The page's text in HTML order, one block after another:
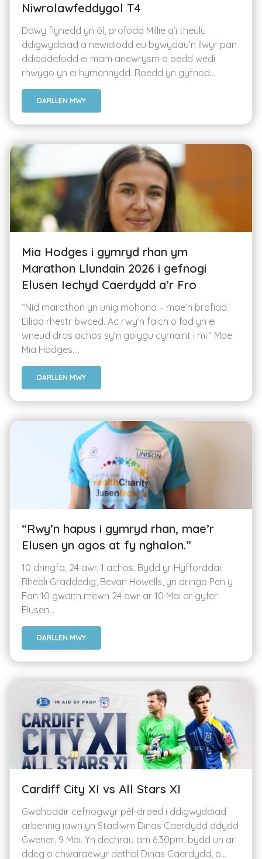
Niwrolawfeddygol T4
Ddwy flynedd yn ôl, profodd Millie a’i theulu
ddigwyddiad a newidiodd eu bywydau’n llwyr pan
ddioddefodd ei mam anewrysm a oedd wedi
rhwygo yn ei hymennydd. Roedd yn gyfnod...
DARLLEN MWY
Mia Hodges i gymryd rhan ym
Marathon Llundain 2026 i gefnogi
Elusen Iechyd Caerdydd a’r Fro
“Nid marathon yn unig mohono – mae’n brofiad.
Eiliad rhestr bwced. Ac rwy’n falch o fod yn ei
wneud dros achos sy’n golygu cymaint i mi.” Mae
Mia Hodges,...
DARLLEN MWY
“Rwy’n hapus i gymryd rhan, mae’r
Elusen yn agos at fy nghalon.”
10 dringfa. 24 awr. 1 achos. Bydd yr Hyfforddai
Rheoli Graddedig, Bevan Howells, yn dringo Pen y
Fan 10 gwaith mewn 24 awr ar 10 Mai ar gyfer
Elusen...
DARLLEN MWY
Cardiff City XI vs All Stars XI
Gwahoddir cefnogwyr pêl-droed i ddigwyddiad
arbennig iawn yn Stadiwm Dinas Caerdydd ddydd
Gwener, 9 Mai. Yn dechrau am 6.30pm, bydd un ar
ddeg o chwaraewyr dethol Dinas Caerdydd, o...